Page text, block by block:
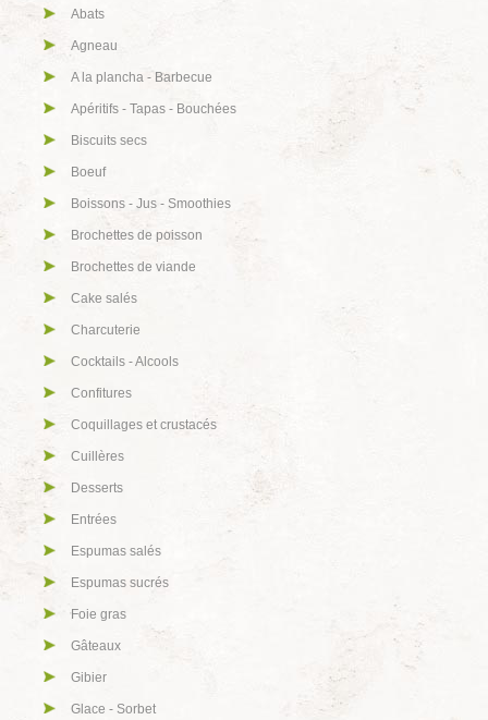
Abats
Agneau
A la plancha - Barbecue
Apéritifs - Tapas - Bouchées
Biscuits secs
Boeuf
Boissons - Jus - Smoothies
Brochettes de poisson
Brochettes de viande
Cake salés
Charcuterie
Cocktails - Alcools
Confitures
Coquillages et crustacés
Cuillères
Desserts
Entrées
Espumas salés
Espumas sucrés
Foie gras
Gâteaux
Gibier
Glace - Sorbet